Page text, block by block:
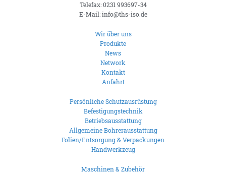
Telefax: 0231 993697-34
E-Mail: info@ths-iso.de
Wir über uns
Produkte
News
Network
Kontakt
Anfahrt
Persönliche Schutzausrüstung
Befestigungstechnik
Betriebsausstattung
Allgemeine Bohrerausstattung
Folien/Entsorgung & Verpackungen
Handwerkzeug
Maschinen & Zubehör